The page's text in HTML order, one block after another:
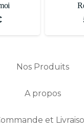
Nos Produits
A propos
et